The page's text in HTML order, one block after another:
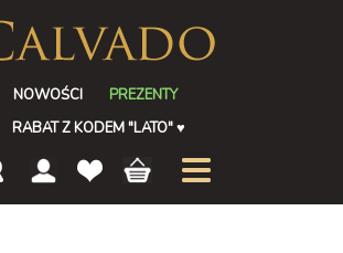
NOWOŚCI
PREZENTY
RABAT Z KODEM "LATO"♥